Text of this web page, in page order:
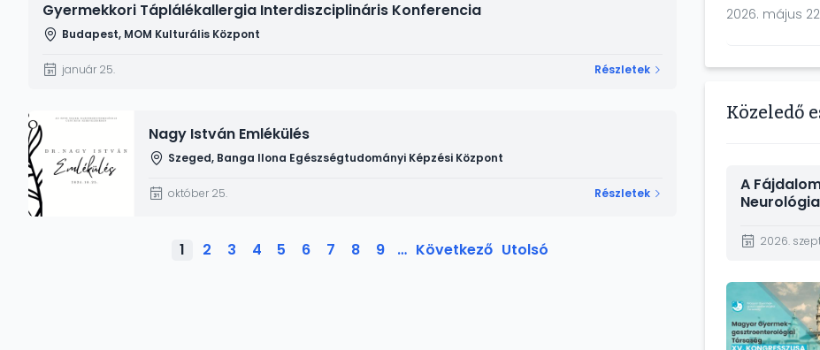
Gyermekkori Táplálékallergia Interdiszciplináris Konferencia
Budapest, MOM Kulturális Központ
január 25. Részletek
Kép
Nagy István Emlékülés
Szeged, Banga Ilona Egészségtudományi Képzési Központ
október 25. Részletek
Jelenlegi
1
Oldal
2
Oldal
3
Oldal
4
Oldal
5
Oldal
6
Oldal
7
Oldal
8
Oldal
9 … Következő Utolsó
2026. május
Közeledő
A
2026.
Kép